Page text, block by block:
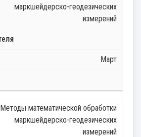
маркшейдерско-геодезических
измерений
Март
Методы математической обработки
маркшейдерско-геодезических
измерений